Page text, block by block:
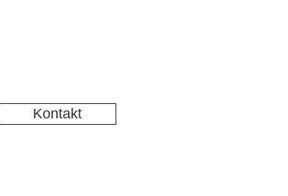
Kontakt